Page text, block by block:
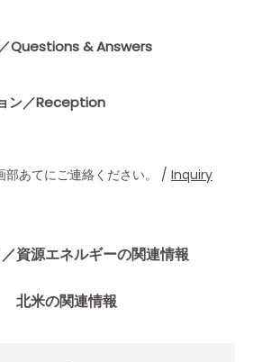
Questions & Answers
ン／Reception
部あてにご連絡ください。 / Inquiry
資源エネルギーの関連情報
北米の関連情報